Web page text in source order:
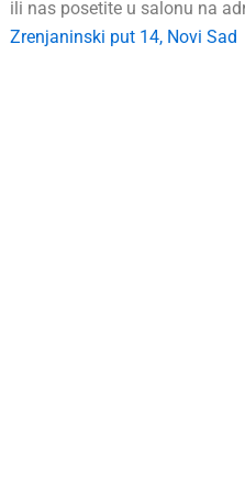
ili nas posetite u salonu na
Zrenjaninski put 14, Novi Sad